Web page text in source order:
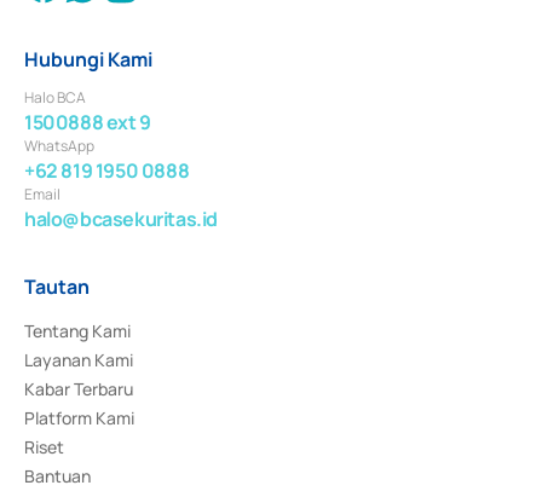
Hubungi Kami
Halo BCA
1500888 ext 9
WhatsApp
+62 819 1950 0888
Email
halo@bcasekuritas.id
Tautan
Tentang Kami
Layanan Kami
Kabar Terbaru
Platform Kami
Riset
Bantuan